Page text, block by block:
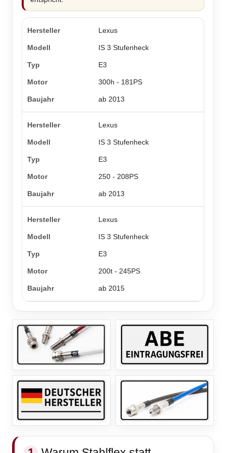
Lexus
IS 3 Stufenheck
E3
300h - 181PS
ab 2013
Lexus
IS 3 Stufenheck
E3
250 - 208PS
ab 2013
Lexus
IS 3 Stufenheck
E3
200t - 245PS
ab 2015